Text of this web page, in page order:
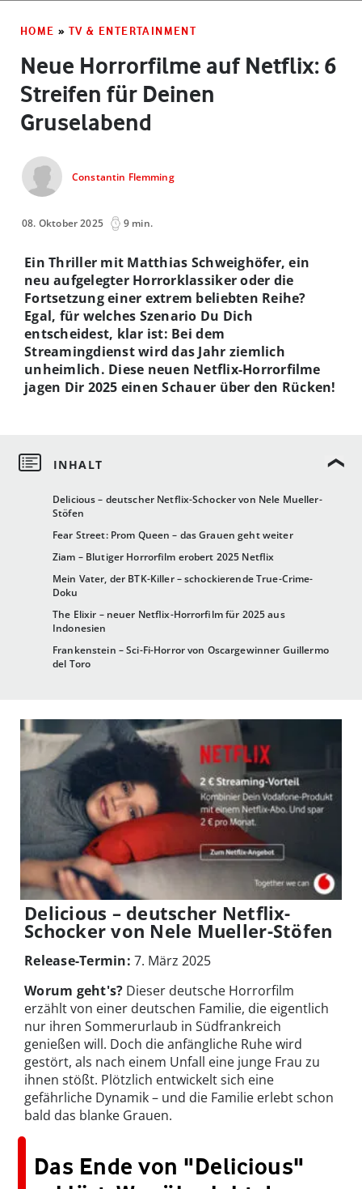
HOME » TV & ENTERTAINMENT
Neue Horrorfilme auf Netflix: 6
Streifen für Deinen
Gruselabend
Constantin Flemming
08. Oktober 2025 9 min.
Delicious – deutscher Netflix-Schocker von Nele Mueller-
Stöfen
Fear Street: Prom Queen – das Grauen geht weiter
Ziam – Blutiger Horrorfilm erobert 2025 Netflix
Mein Vater, der BTK-Killer – schockierende True-Crime-
Doku
The Elixir – neuer Netflix-Horrorfilm für 2025 aus
Indonesien
Frankenstein – Sci-Fi-Horror von Oscargewinner Guillermo
del Toro
Ein Thriller mit Matthias Schweighöfer, ein
neu aufgelegter Horrorklassiker oder die
Fortsetzung einer extrem beliebten Reihe?
Egal, für welches Szenario Du Dich
entscheidest, klar ist: Bei dem
Streamingdienst wird das Jahr ziemlich
unheimlich. Diese neuen Netflix-Horrorfilme
jagen Dir 2025 einen Schauer über den Rücken!
Delicious – deutscher Netflix-
Schocker von Nele Mueller-Stöfen
Release-Termin: 7. März 2025
Worum geht's? Dieser deutsche Horrorfilm
erzählt von einer deutschen Familie, die eigentlich
nur ihren Sommerurlaub in Südfrankreich
genießen will. Doch die anfängliche Ruhe wird
gestört, als nach einem Unfall eine junge Frau zu
ihnen stößt. Plötzlich entwickelt sich eine
gefährliche Dynamik – und die Familie erlebt schon
bald das blanke Grauen.
Das Ende von "Delicious"